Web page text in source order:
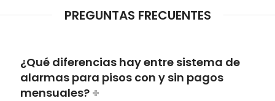
PREGUNTAS FRECUENTES
¿Qué diferencias hay entre sistema de
alarmas para pisos con y sin pagos
mensuales?